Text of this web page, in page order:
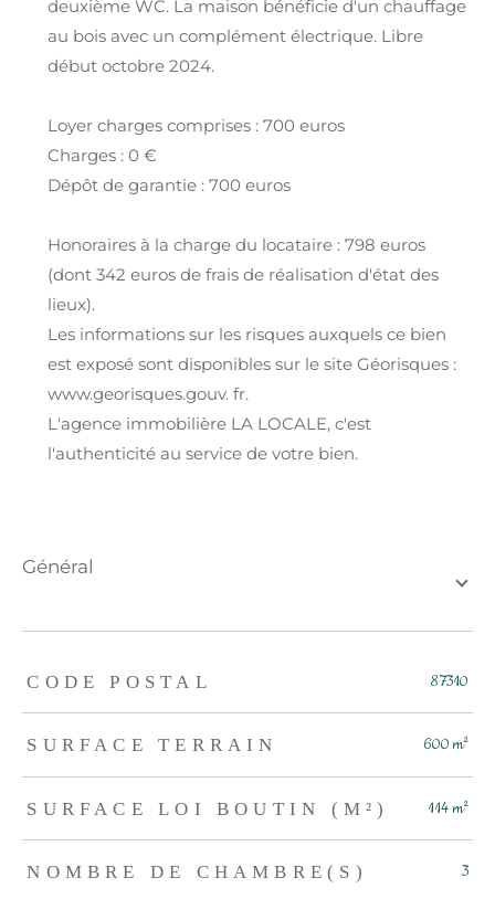
deuxième WC. La maison bénéficie d'un chauffage
au bois avec un complément électrique. Libre
début octobre 2024.
Loyer charges comprises : 700 euros
Charges : 0 €
Dépôt de garantie : 700 euros
Honoraires à la charge du locataire : 798 euros
(dont 342 euros de frais de réalisation d'état des
lieux).
Les informations sur les risques auxquels ce bien
est exposé sont disponibles sur le site Géorisques :
www.georisques.gouv. fr.
L'agence immobilière LA LOCALE, c'est
l'authenticité au service de votre bien.
général
TRAD_ZEPHYR_Caracteristique TRAD_ZEPHYR_Valeurs
CODE POSTAL 87310
SURFACE TERRAIN 600 m²
SURFACE LOI BOUTIN (M²) 114 m²
NOMBRE DE CHAMBRE(S) 3